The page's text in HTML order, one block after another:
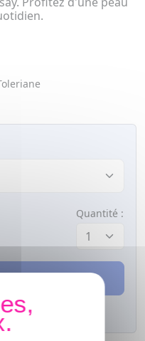
Quantité :